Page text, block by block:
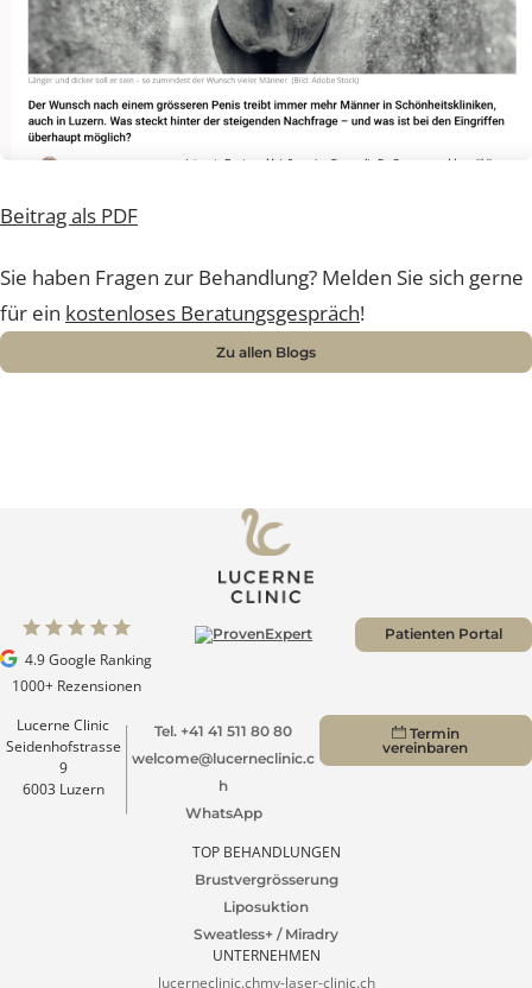
Beitrag als PDF
Sie haben Fragen zur Behandlung? Melden Sie sich
4.9 Google Ranking
1000+ Rezensionen
Patienten Portal
Tel. +41 41 511 80 80
welcome@lucerneclinic.c
h
WhatsApp